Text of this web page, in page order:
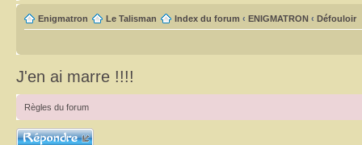
Enigmatron Le Talisman Index du forum ‹ ENIGMATRON ‹ Défouloir
J'en ai marre !!!!
Règles du forum
Répondre